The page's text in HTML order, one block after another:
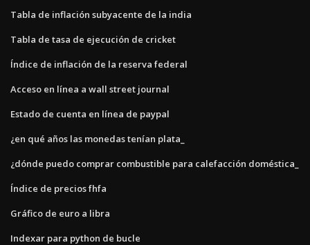
Tabla de inflación subyacente de la india
Tabla de tasa de ejecución de cricket
Índice de inflación de la reserva federal
Acceso en línea a wall street journal
Estado de cuenta en línea de paypal
¿en qué años las monedas tenían plata_
¿dónde puedo comprar combustible para calefacción doméstica_
Índice de precios fhfa
Gráfico de euro a libra
Indexar para python de bucle